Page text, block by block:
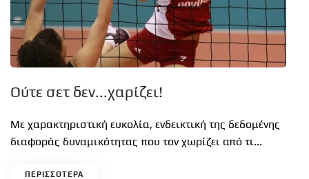
Ούτε σετ δεν...χαρίζει!
Με χαρακτηριστική ευκολία, ενδεικτική της δεδομένης
διαφοράς δυναμικότητας που τον χωρίζει από τι...
ΠΕΡΙΣΣΟΤΕΡΑ